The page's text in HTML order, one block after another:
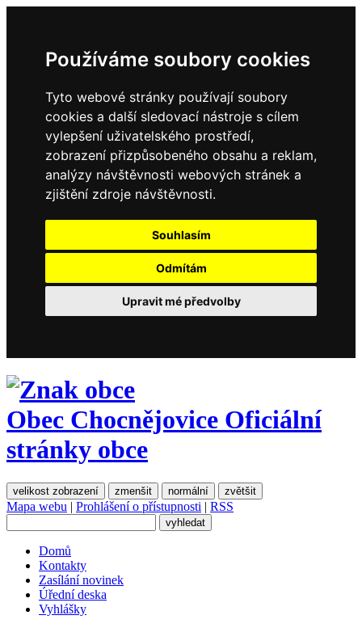
Používáme soubory cookies
Tyto webové stránky používají soubory
cookies a další sledovací nástroje s cílem
vylepšení uživatelského prostředí,
zobrazení přizpůsobeného obsahu a reklam,
analýzy návštěvnosti webových stránek a
zjištění zdroje návštěvnosti.
Souhlasím
Odmítám
Upravit mé předvolby
Obec Chocnějovice Oficiální
stránky obce
velikost zobrazení zmenšit normální zvětšit
Mapa webu | Prohlášení o přístupnosti | RSS
Domů
Kontakty
Zasílání novinek
Úřední deska
Vyhlášky